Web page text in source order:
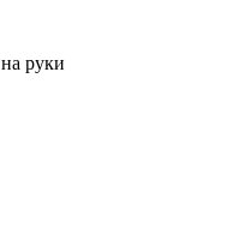
на руки